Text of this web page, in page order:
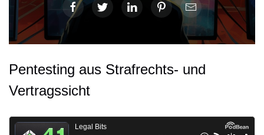
Pentesting aus Strafrechts- und
Vertragssicht